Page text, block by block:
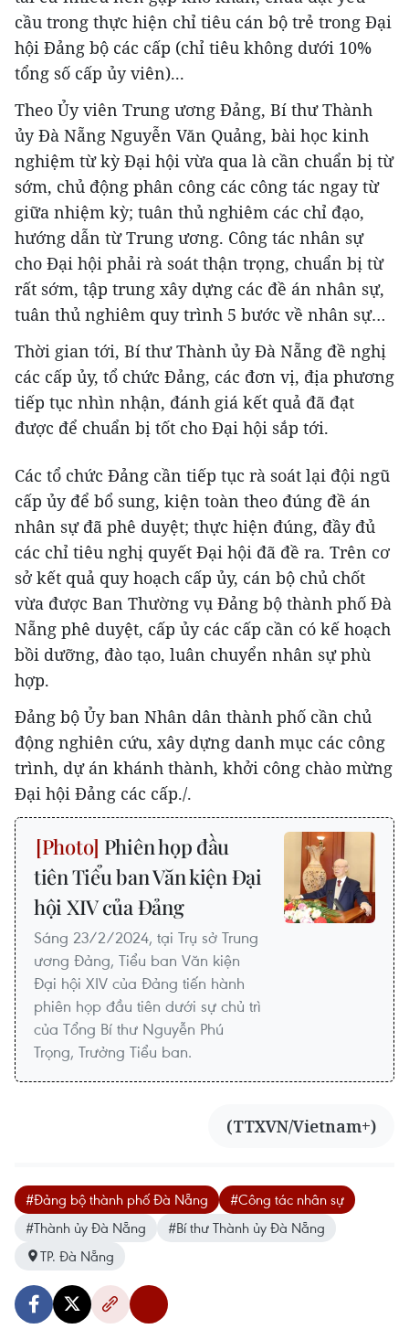
cầu trong thực hiện chỉ tiêu cán bộ trẻ trong Đại
hội Đảng bộ các cấp (chỉ tiêu không dưới 10%
tổng số cấp ủy viên)...
Theo Ủy viên Trung ương Đảng, Bí thư Thành
ủy Đà Nẵng Nguyễn Văn Quảng, bài học kinh
nghiệm từ kỳ Đại hội vừa qua là cần chuẩn bị từ
sớm, chủ động phân công các công tác ngay từ
giữa nhiệm kỳ; tuân thủ nghiêm các chỉ đạo,
hướng dẫn từ Trung ương. Công tác nhân sự
cho Đại hội phải rà soát thận trọng, chuẩn bị từ
rất sớm, tập trung xây dựng các đề án nhân sự,
tuân thủ nghiêm quy trình 5 bước về nhân sự…
Thời gian tới, Bí thư Thành ủy Đà Nẵng đề nghị
các cấp ủy, tổ chức Đảng, các đơn vị, địa phương
tiếp tục nhìn nhận, đánh giá kết quả đã đạt
được để chuẩn bị tốt cho Đại hội sắp tới.
Các tổ chức Đảng cần tiếp tục rà soát lại đội ngũ
cấp ủy để bổ sung, kiện toàn theo đúng đề án
nhân sự đã phê duyệt; thực hiện đúng, đầy đủ
các chỉ tiêu nghị quyết Đại hội đã đề ra. Trên cơ
sở kết quả quy hoạch cấp ủy, cán bộ chủ chốt
vừa được Ban Thường vụ Đảng bộ thành phố Đà
Nẵng phê duyệt, cấp ủy các cấp cần có kế hoạch
bồi dưỡng, đào tạo, luân chuyển nhân sự phù
hợp.
Đảng bộ Ủy ban Nhân dân thành phố cần chủ
động nghiên cứu, xây dựng danh mục các công
trình, dự án khánh thành, khởi công chào mừng
Đại hội Đảng các cấp./.
Phiên họp đầu
tiên Tiểu ban Văn kiện Đại
hội XIV của Đảng
Sáng 23/2/2024, tại Trụ sở Trung
ương Đảng, Tiểu ban Văn kiện
Đại hội XIV của Đảng tiến hành
phiên họp đầu tiên dưới sự chủ trì
của Tổng Bí thư Nguyễn Phú
Trọng, Trưởng Tiểu ban.
(TTXVN/Vietnam+)
#Đảng bộ thành phố Đà Nẵng
#Công tác nhân sự
#Thành ủy Đà Nẵng
#Bí thư Thành ủy Đà Nẵng
TP. Đà Nẵng